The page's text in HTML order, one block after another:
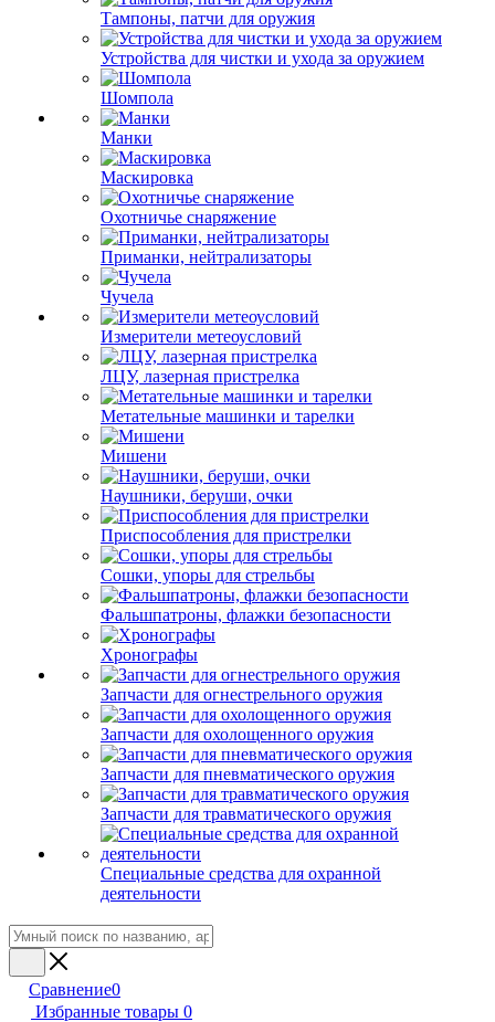
Тампоны, патчи для оружия
Устройства для чистки и ухода за оружием
Шомпола
Манки
Маскировка
Охотничье снаряжение
Приманки, нейтрализаторы
Чучела
Измерители метеоусловий
ЛЦУ, лазерная пристрелка
Метательные машинки и тарелки
Мишени
Наушники, беруши, очки
Приспособления для пристрелки
Сошки, упоры для стрельбы
Фальшпатроны, флажки безопасности
Хронографы
Запчасти для огнестрельного оружия
Запчасти для охолощенного оружия
Запчасти для пневматического оружия
Запчасти для травматического оружия
Специальные средства для охранной
деятельности
Сравнение0
Избранные товары 0